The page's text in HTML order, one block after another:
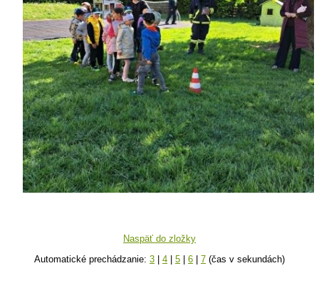
Naspäť do zložky
Automatické prechádzanie: 3 4 5 6 7 (čas v sekundách)